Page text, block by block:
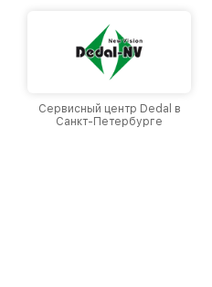
Сервисный центр Dedal в
Санкт-Петербурге